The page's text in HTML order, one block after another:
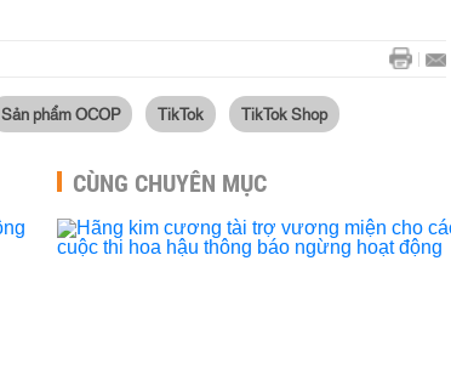
Sản phẩm OCOP TikTok TikTok Shop
CÙNG CHUYÊN MỤC